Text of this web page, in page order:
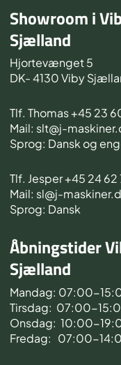
Showroom i
Sjælland
Hjortevænget 5
DK- 4130 Viby
Tlf. Thomas +45 23
Mail: slt@j-
Sprog: Dansk og
Tlf. Jesper +45 24 62
Mail: sl@j-
Sprog: Dansk
Åbningstider
Sjælland
Mandag: 07:00-
Tirsdag: 07:00-
Onsdag: 10:00-
Fredag: 07:00-